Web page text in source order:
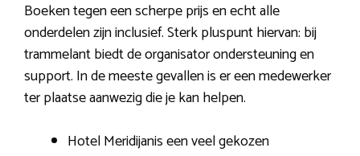
Boeken tegen een scherpe prijs en echt alle
onderdelen zijn inclusief. Sterk pluspunt hiervan: bij
trammelant biedt de organisator ondersteuning en
support. In de meeste gevallen is er een medewerker
ter plaatse aanwezig die je kan helpen.
Hotel Meridijanis een veel gekozen